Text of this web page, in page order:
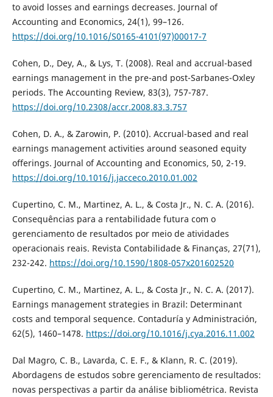
to avoid losses and earnings decreases. Journal of
Accounting and Economics, 24(1), 99–126.
https://doi.org/10.1016/S0165-4101(97)00017-7
Cohen, D., Dey, A., & Lys, T. (2008). Real and accrual-based
earnings management in the pre-and post-Sarbanes-Oxley
periods. The Accounting Review, 83(3), 757-787.
https://doi.org/10.2308/accr.2008.83.3.757
Cohen, D. A., & Zarowin, P. (2010). Accrual-based and real
earnings management activities around seasoned equity
offerings. Journal of Accounting and Economics, 50, 2-19.
https://doi.org/10.1016/j.jacceco.2010.01.002
Cupertino, C. M., Martinez, A. L., & Costa Jr., N. C. A. (2016).
Consequências para a rentabilidade futura com o
gerenciamento de resultados por meio de atividades
operacionais reais. Revista Contabilidade & Finanças, 27(71),
232-242. https://doi.org/10.1590/1808-057x201602520
Cupertino, C. M., Martinez, A. L., & Costa Jr., N. C. A. (2017).
Earnings management strategies in Brazil: Determinant
costs and temporal sequence. Contaduría y Administración,
62(5), 1460–1478. https://doi.org/10.1016/j.cya.2016.11.002
Dal Magro, C. B., Lavarda, C. E. F., & Klann, R. C. (2019).
Abordagens de estudos sobre gerenciamento de resultados:
novas perspectivas a partir da análise bibliométrica. Revista